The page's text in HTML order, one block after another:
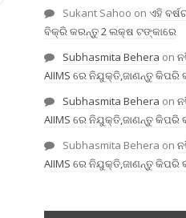
Sukant Sahoo on ଏହି
ବିକ୍ରି କରନ୍ତୁ 2 ଲକ୍ଷ ଟଙ୍କାରେ
Subhasmita Behera on
AIIMS ରେ ନିଯୁକ୍ତି,ଜାଣନ୍ତୁ କିପରି
Subhasmita Behera on
AIIMS ରେ ନିଯୁକ୍ତି,ଜାଣନ୍ତୁ କିପରି
Subhasmita Behera on
AIIMS ରେ ନିଯୁକ୍ତି,ଜାଣନ୍ତୁ କିପରି